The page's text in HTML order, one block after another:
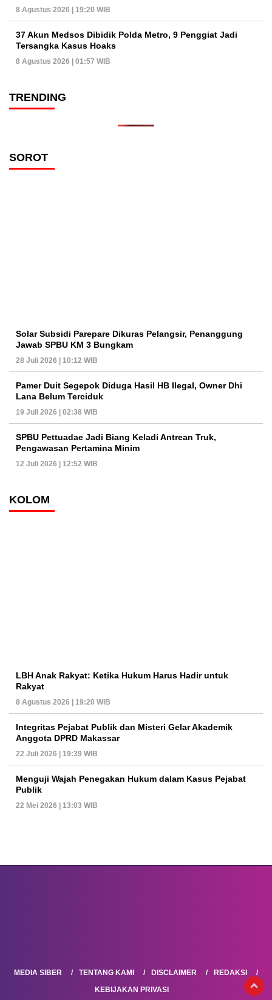
8 Agustus 2026 | 19:20 WIB
37 Akun Medsos Dibidik Polda Metro, 9 Penggiat Jadi
Tersangka Kasus Hoaks
8 Agustus 2026 | 01:57 WIB
TRENDING
SOROT
Solar Subsidi Parepare Dikuras Pelangsir, Penanggung
Jawab SPBU KM 3 Bungkam
28 Juli 2026 | 10:12 WIB
Pamer Duit Segepok Diduga Hasil HB Ilegal, Owner Dhi
Lana Belum Terciduk
19 Juli 2026 | 02:38 WIB
SPBU Pettuadae Jadi Biang Keladi Antrean Truk,
Pengawasan Pertamina Minim
12 Juli 2026 | 12:52 WIB
KOLOM
LBH Anak Rakyat: Ketika Hukum Harus Hadir untuk
Rakyat
8 Agustus 2026 | 19:20 WIB
Integritas Pejabat Publik dan Misteri Gelar Akademik
Anggota DPRD Makassar
22 Juli 2026 | 19:39 WIB
Menguji Wajah Penegakan Hukum dalam Kasus Pejabat
Publik
22 Mei 2026 | 13:03 WIB
MEDIA SIBER TENTANG KAMI DISCLAIMER
REDAKSI
KEBIJAKAN PRIVASI